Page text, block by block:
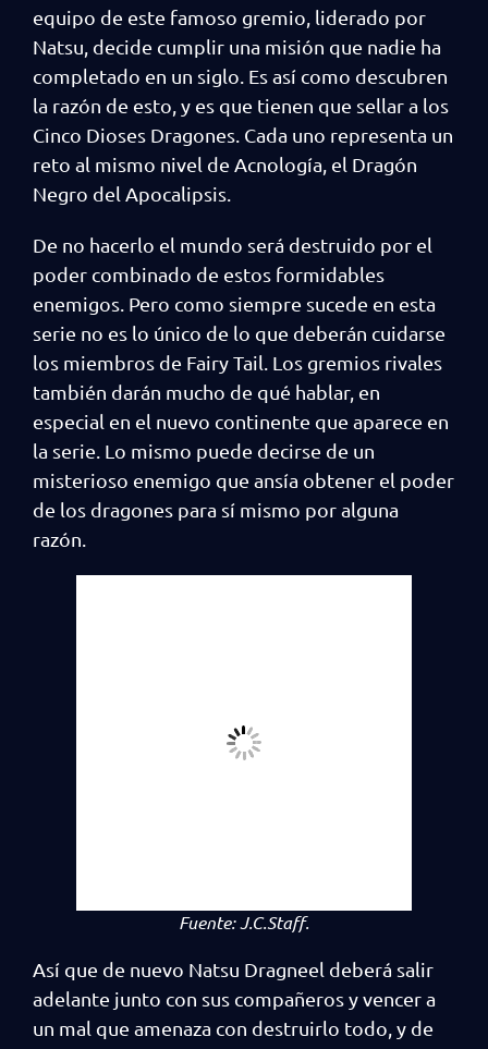
equipo de este famoso gremio, liderado por
Natsu, decide cumplir una misión que nadie ha
completado en un siglo. Es así como descubren
la razón de esto, y es que tienen que sellar a los
Cinco Dioses Dragones. Cada uno representa un
reto al mismo nivel de Acnología, el Dragón
Negro del Apocalipsis.
De no hacerlo el mundo será destruido por el
poder combinado de estos formidables
enemigos. Pero como siempre sucede en esta
serie no es lo único de lo que deberán cuidarse
los miembros de Fairy Tail. Los gremios rivales
también darán mucho de qué hablar, en
especial en el nuevo continente que aparece en
la serie. Lo mismo puede decirse de un
misterioso enemigo que ansía obtener el poder
de los dragones para sí mismo por alguna
razón.
Fuente:J.C.Staff.
Así que de nuevo Natsu Dragneel deberá salir
adelante junto con sus compañeros y vencer a
un mal que amenaza con destruirlo todo, y de